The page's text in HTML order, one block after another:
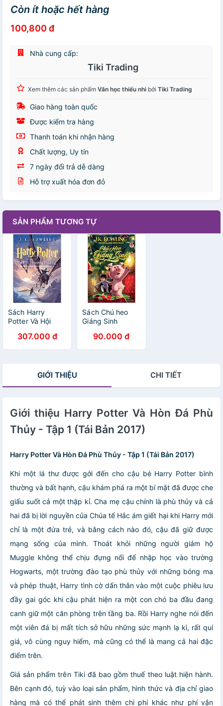
Còn ít hoặc hết hàng
100,800 đ
Nhà cung cấp:
Tiki Trading
Xem thêm các sản phẩm Văn học thiếu nhi bởi Tiki Trading
Giao hàng toàn quốc
Được kiểm tra hàng
Thanh toán khi nhận hàng
Chất lượng, Uy tín
7 ngày đổi trả dễ dàng
Hỗ trợ xuất hóa đơn đỏ
SẢN PHẨM TƯƠNG TỰ
Sách Harry
Potter Và Hội
Tập 5
307.000 đ
Sách Chú heo
Giáng Sinh
90.000 đ
GIỚI THIỆU CHI TIẾT
Giới thiệu Harry Potter Và Hòn Đá Phù
Thủy - Tập 1 (Tái Bản 2017)
Harry Potter Và Hòn Đá Phù Thủy - Tập 1 (Tái Bản 2017)
Khi một lá thư được gởi đến cho cậu bé Harry Potter bình
thường và bất hạnh, cậu khám phá ra một bí mật đã được che
giấu suốt cả một thập kỉ. Cha mẹ cậu chính là phù thủy và cả
hai đã bị lời nguyền của Chúa tể Hắc ám giết hại khi Harry mới
chỉ là một đứa trẻ, và bằng cách nào đó, cậu đã giữ được
mạng sống của mình. Thoát khỏi những người giám hộ
Muggle không thể chịu đựng nổi để nhập học vào trường
Hogwarts, một trường đào tạo phù thủy với những bóng ma
và phép thuật, Harry tình cờ dấn thân vào một cuộc phiêu lưu
đầy gai góc khi cậu phát hiện ra một con chó ba đầu đang
canh giữ một căn phòng trên tầng ba. Rồi Harry nghe nói đến
một viên đá bị mất tích sở hữu những sức mạnh lạ kì, rất quí
giá, vô cùng nguy hiểm, mà cũng có thể là mang cả hai đặc
điểm trên.
Giá sản phẩm trên Tiki đã bao gồm thuế theo luật hiện hành.
Bên cạnh đó, tuỳ vào loại sản phẩm, hình thức và địa chỉ giao
hàng mà có thể phát sinh thêm chi phí khác như phí vận